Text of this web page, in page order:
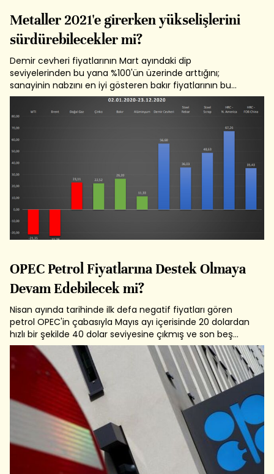
Metaller 2021'e girerken yükselişlerini
sürdürebilecekler mi?
Demir cevheri fiyatlarının Mart ayındaki dip
seviyelerinden bu yana %100'ün üzerinde arttığını;
sanayinin nabzını en iyi gösteren bakır fiyatlarının bu
dönemde son yedi yılın en yüksek seviyesine ulaşarak
%68 yukarı gittiğini biliyor musunuz? Bu iniş ve çıkışlarda
OPEC Petrol Fiyatlarına Destek Olmaya
Devam Edebilecek mi?
Nisan ayında tarihinde ilk defa negatif fiyatları gören
petrol OPEC'in çabasıyla Mayıs ayı içerisinde 20 dolardan
hızlı bir şekilde 40 dolar seviyesine çıkmış ve son beş
aydır bu seviyede seyrederek bir denge bulmuştu.
OPEC'in 19 Ekim'deki "Bakanlar Ortak İzleme Komitesi"
toplantısı fiyatlara...